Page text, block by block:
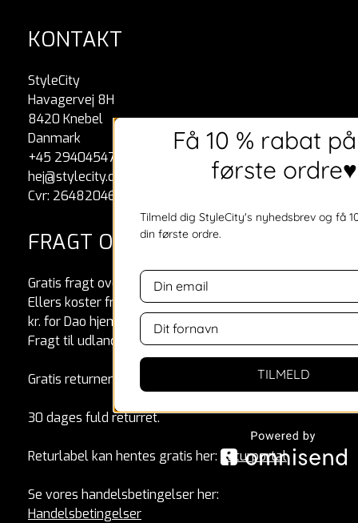
KONTAKT
StyleCity
Havagervej 8H
8420 Knebel
Danmark
+45 29404547
hej@stylecity.dk
Cvr: 26482046
FRAGT OG RETUR
Gratis fragt over 499 kr.
Ellers koster fragt 29 kr. til Dao pakkeshop eller 39
kr. for Dao hjemmelevering.
Fragt til udlandet koster 49 kr.
Gratis returnering.
30 dages fuld returret.
Returlabel kan hentes gratis her: Returportal
Se vores handelsbetingelser her:
Handelsbetingelser
Få 10 % rabat
første ordre♥
Tilmeld dig StyleCity's nyhedsbrev og få
din første ordre.
TILMELD